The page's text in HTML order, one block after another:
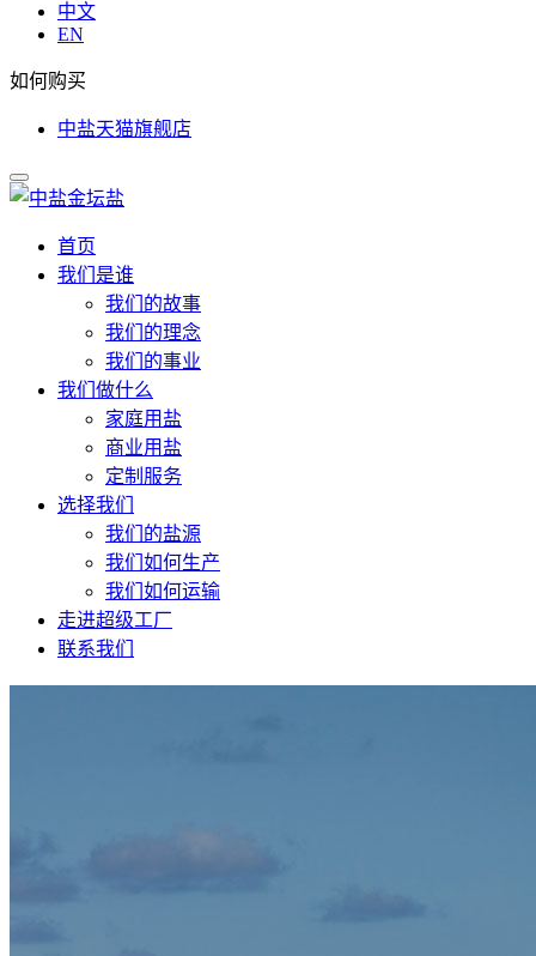
中文
EN
如何购买
中盐天猫旗舰店
首页
我们是谁
我们的故事
我们的理念
我们的事业
我们做什么
家庭用盐
商业用盐
定制服务
选择我们
我们的盐源
我们如何生产
我们如何运输
走进超级工厂
联系我们